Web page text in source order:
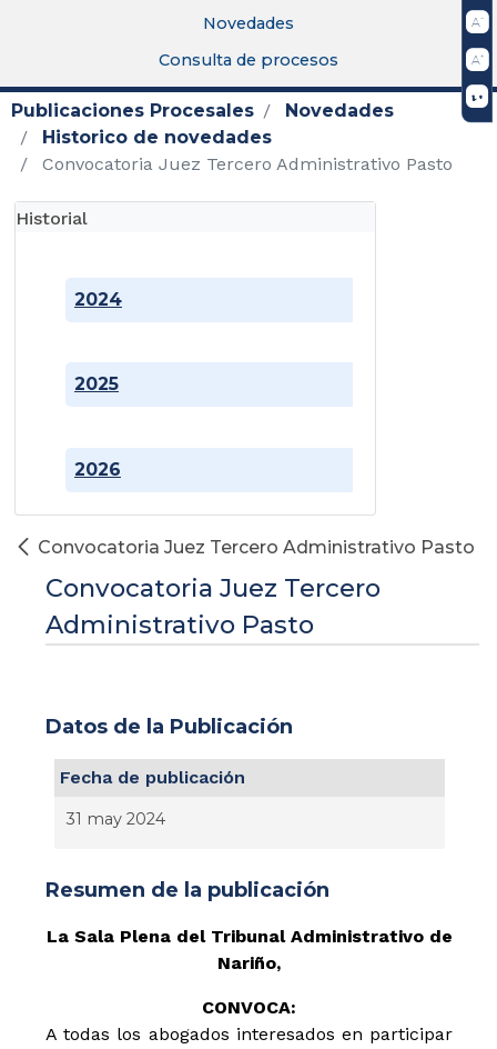
Novedades
Consulta de procesos
Publicaciones Procesales
Novedades
Historico de novedades
Convocatoria Juez Tercero Administrativo Pasto
Historial
2024
2025
2026
Convocatoria Juez Tercero Administrativo Pasto
Convocatoria Juez Tercero
Administrativo Pasto
Datos de la Publicación
Fecha de publicación
31 may 2024
Resumen de la publicación
La Sala Plena del Tribunal Administrativo de
Nariño,
CONVOCA:
A todas los abogados interesados en participar